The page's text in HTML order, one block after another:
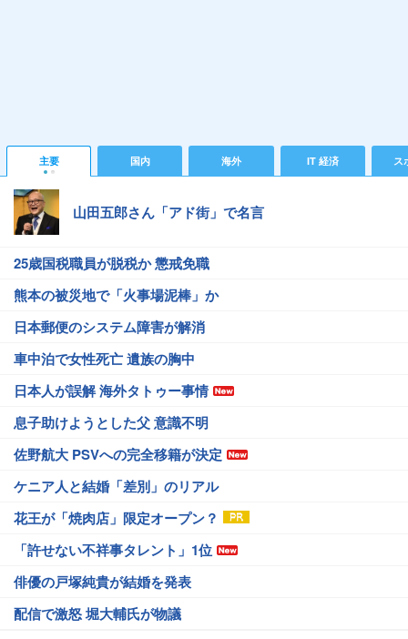
主要 国内 海外 IT 経済 ス
山田五郎さん「アド街」で名言
25歳国税職員が脱税か 懲戒免職
熊本の被災地で「火事場泥棒」か
日本郵便のシステム障害が解消
車中泊で女性死亡 遺族の胸中
日本人が誤解 海外タトゥー事情
息子助けようとした父 意識不明
佐野航大 PSVへの完全移籍が決定
ケニア人と結婚「差別」のリアル
花王が「焼肉店」限定オープン？
「許せない不祥事タレント」1位
俳優の戸塚純貴が結婚を発表
配信で激怒 堀大輔氏が物議